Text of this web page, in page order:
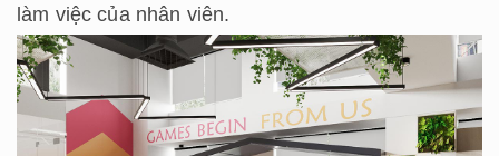
làm việc của nhân viên.